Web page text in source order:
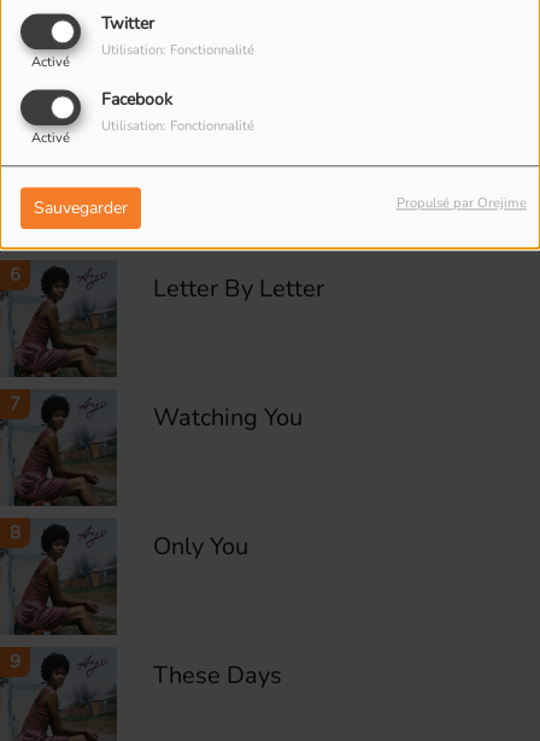
Twitter
Activé
Utilisation: Fonctionnalité
Facebook
Activé
Utilisation: Fonctionnalité
Sauvegarder Propulsé par Orejime
And It's Supposed To Be
Love
Help Is Coming
6 Letter By Letter
7 Watching You
8 Only You
9 These Days